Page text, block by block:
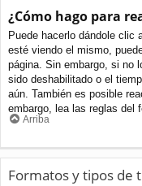
¿Cómo hago para
Puede hacerlo dándole clic
esté viendo el mismo,
página. Sin embargo, si no
sido deshabilitado o el
aún. También es posible
embargo, lea las reglas del
Arriba
Formatos y tipos de